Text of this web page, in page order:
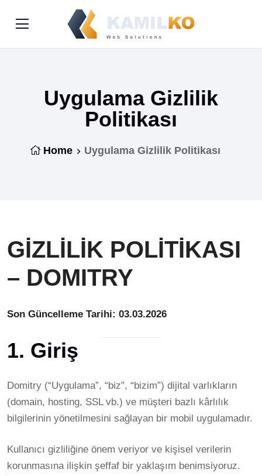
Uygulama Gizlilik
Politikası
Home Uygulama Gizlilik Politikası
GİZLİLİK POLİTİKASI
– DOMITRY
Son Güncelleme Tarihi: 03.03.2026
1. Giriş
Domitry (“Uygulama”, “biz”, “bizim”) dijital varlıkların
(domain, hosting, SSL vb.) ve müşteri bazlı kârlılık
bilgilerinin yönetilmesini sağlayan bir mobil uygulamadır.
Kullanıcı gizliliğine önem veriyor ve kişisel verilerin
korunmasına ilişkin şeffaf bir yaklaşım benimsiyoruz.